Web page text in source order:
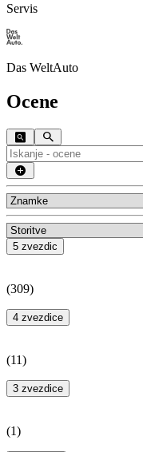
Servis
Das WeltAuto
Ocene
5 zvezdic
(309)
4 zvezdice
(11)
3 zvezdice
(1)